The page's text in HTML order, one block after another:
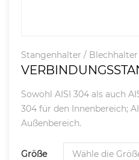
Stangenhalter / Blechhalter
Sowohl AISI 304 als auch
304 für den Innenbereich;
Außenbereich.
Größe